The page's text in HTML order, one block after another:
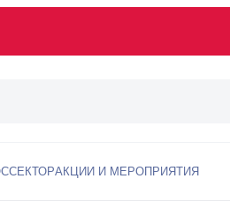
АКЦИИ И МЕРОПРИЯТИЯ